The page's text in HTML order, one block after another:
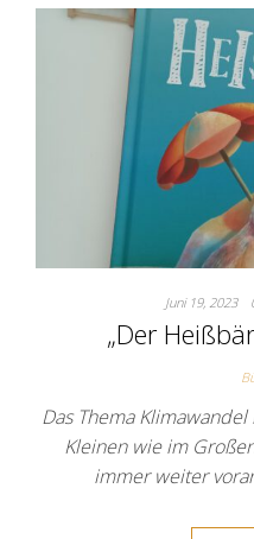
Juni 19, 2023
„Der
Das Thema
Kleinen wie im
immer weiter